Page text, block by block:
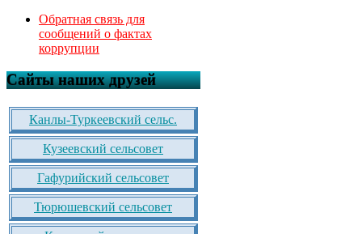
Обратная связь для
сообщений о фактах
коррупции
Сайты наших друзей
Канлы-Туркеевский сельс.
Кузеевский сельсовет
Гафурийский сельсовет
Тюрюшевский сельсовет